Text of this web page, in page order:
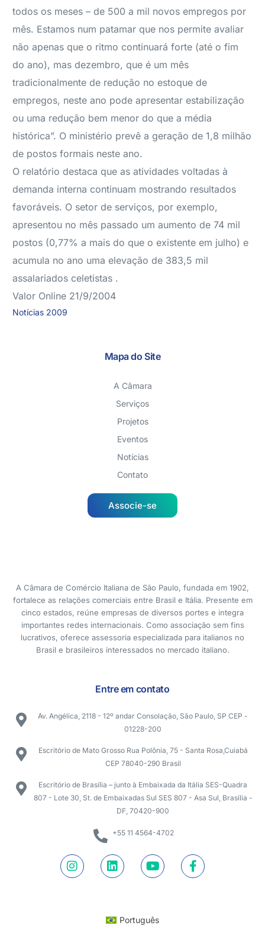
todos os meses – de 500 a mil novos empregos por
mês. Estamos num patamar que nos permite avaliar
não apenas que o ritmo continuará forte (até o fim
do ano), mas dezembro, que é um mês
tradicionalmente de redução no estoque de
empregos, neste ano pode apresentar estabilização
ou uma redução bem menor do que a média
histórica”. O ministério prevê a geração de 1,8 milhão
de postos formais neste ano.
O relatório destaca que as atividades voltadas à
demanda interna continuam mostrando resultados
favoráveis. O setor de serviços, por exemplo,
apresentou no mês passado um aumento de 74 mil
postos (0,77% a mais do que o existente em julho) e
acumula no ano uma elevação de 383,5 mil
assalariados celetistas .
Valor Online 21/9/2004
Notícias 2009
Mapa do Site
A Câmara
Serviços
Projetos
Eventos
Notícias
Contato
Associe-se
A Câmara de Comércio Italiana de São Paulo, fundada em 1902,
fortalece as relações comerciais entre Brasil e Itália. Presente em
cinco estados, reúne empresas de diversos portes e integra
importantes redes internacionais. Como associação sem fins
lucrativos, oferece assessoria especializada para italianos no
Brasil e brasileiros interessados no mercado italiano.
Entre em contato
Av. Angélica, 2118 - 12º andar Consolação, São Paulo, SP CEP -
01228-200
Escritório de Mato Grosso Rua Polônia, 75 - Santa Rosa,Cuiabá
CEP 78040-290 Brasil
Escritório de Brasília – junto à Embaixada da Itália SES-Quadra
807 - Lote 30, St. de Embaixadas Sul SES 807 - Asa Sul, Brasília -
DF, 70420-900
+55 11 4564-4702
Português